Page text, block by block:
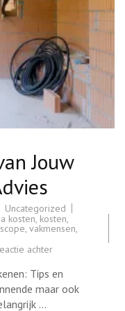
Jouw
Uncategorized
kosten, kosten,
scope, vakmensen,
achterop
Kosten
van
Jouw
Tips en
maar ook
…